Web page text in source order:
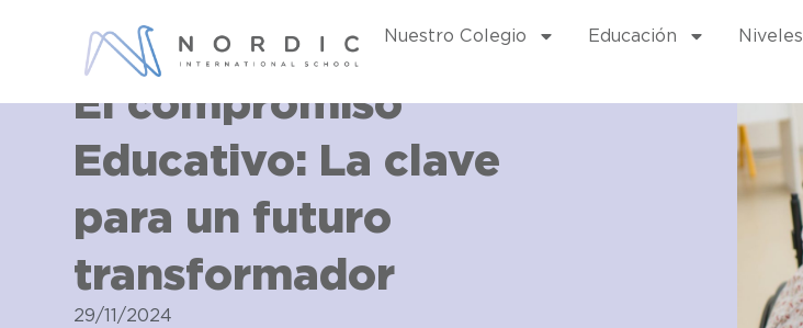
Nuestro Colegio Educación Niveles
El compromiso
Educativo: La clave
para un futuro
transformador
29/11/2024